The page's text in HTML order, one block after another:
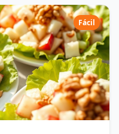
Fácil